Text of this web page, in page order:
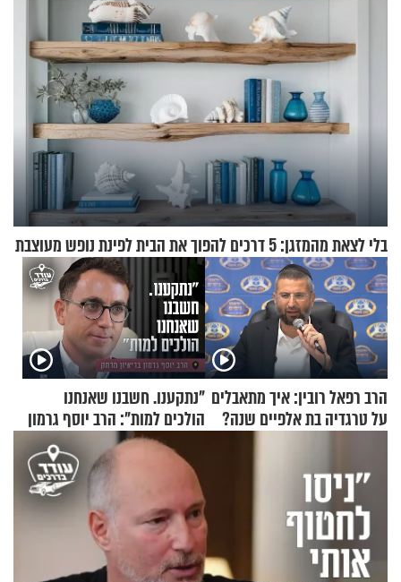
בלי לצאת מהמזגן: 5 דרכים להפוך את הבית לפינת נופש מעוצבת
הרב רפאל רובין: איך מתאבלים
על טרגדיה בת אלפיים שנה?
"נתקענו. חשבנו שאנחנו
הולכים למות": הרב יוסף גרמון
בריאיון מרתק